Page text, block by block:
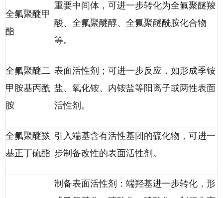
全氟聚醚甲
酯
重要中间体，可进一步转化为全氟聚醚羧
酸、全氟聚醚醇、全氟聚醚酰胺化合物
等。
全氟聚醚二
甲胺基丙酰
胺
表面活性剂；可进一步反应，如形成季铵
盐、氧化铵、内铵盐等阳离子或两性表面
活性剂。
全氟聚醚羰
基正丁硫酯
引入端基含有活性基团的硫化物，可进一
步制备改性的表面活性剂。
制备表面活性剂：端羟基进一步转化，形